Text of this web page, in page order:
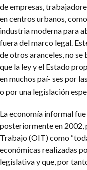
de empresas,
en centros urbanos,
industria moderna para
fuera del marco legal.
de otros aranceles, no
que la ley y el Estado
en muchos paí- ses por
o por una legislación
La economía informal
posteriormente en 2002,
Trabajo (OIT) como
económicas realizadas
legislativa y que, por